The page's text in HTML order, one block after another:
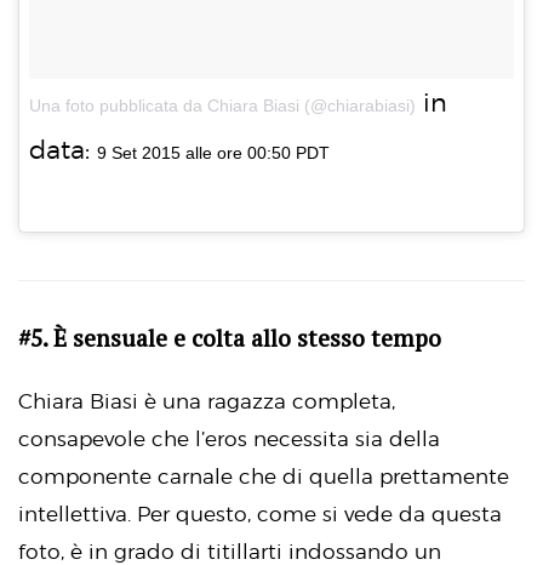
Una foto pubblicata da Chiara Biasi (@chiarabiasi) in
data: 9 Set 2015 alle ore 00:50 PDT
#5. È sensuale e colta allo stesso tempo
Chiara Biasi è una ragazza completa,
consapevole che l’eros necessita sia della
componente carnale che di quella prettamente
intellettiva. Per questo, come si vede da questa
foto, è in grado di titillarti indossando un